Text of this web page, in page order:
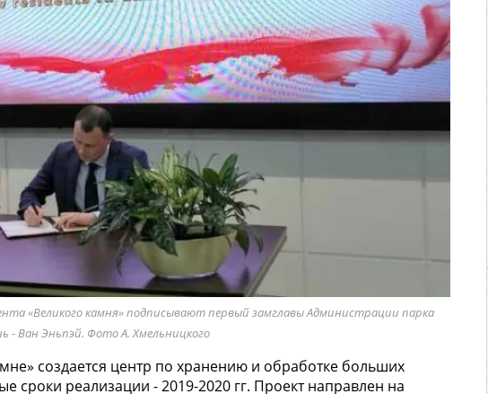
«Великого камня» подписывают первый замглавы Администрации парка
- Ван Эньпэй. Фото А. Хмельницкого
создается центр по хранению и обработке больших
сроки реализации - 2019-2020 гг. Проект направлен на